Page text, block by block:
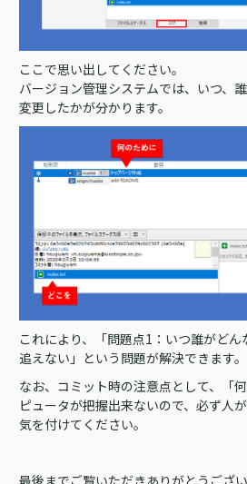
ここで思い出してください。
バージョン管理システムでは、いつ、
変更したかが分かります。
これにより、「問題点1：いつ誰がど
追えない」という問題が解決できます。
なお、コミット時の注意点として、「
ピュータが把握出来ないので、必ず人
気を付けてください。
最後までご覧いただきありがとうござい